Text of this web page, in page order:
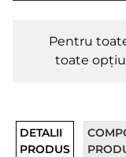
Pentru
toate
DETALII
PRODUS